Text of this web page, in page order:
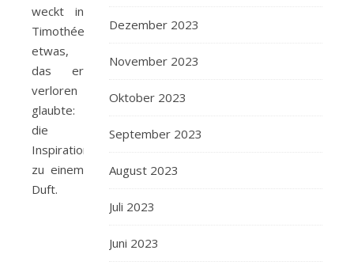
weckt in
Timothée
etwas,
das er
verloren
glaubte:
die
Inspiration
zu einem
Duft.
Dezember 2023
November 2023
Oktober 2023
September 2023
August 2023
Juli 2023
Juni 2023